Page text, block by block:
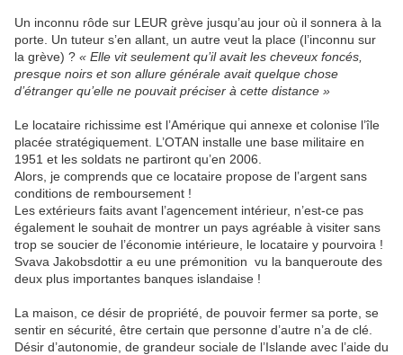
Un inconnu rôde sur LEUR grève jusqu’au jour où il sonnera à la
porte. Un tuteur s’en allant, un autre veut la place (l’inconnu sur
la grève) ? « Elle vit seulement qu’il avait les cheveux foncés,
presque noirs et son allure générale avait quelque chose
d’étranger qu’elle ne pouvait préciser à cette distance »
Le locataire richissime est l’Amérique qui annexe et colonise l’île
placée stratégiquement. L’OTAN installe une base militaire en
1951 et les soldats ne partiront qu’en 2006.
Alors, je comprends que ce locataire propose de l’argent sans
conditions de remboursement !
Les extérieurs faits avant l’agencement intérieur, n’est-ce pas
également le souhait de montrer un pays agréable à visiter sans
trop se soucier de l’économie intérieure, le locataire y pourvoira !
Svava Jakobsdottir a eu une prémonition vu la banqueroute des
deux plus importantes banques islandaise !
La maison, ce désir de propriété, de pouvoir fermer sa porte, se
sentir en sécurité, être certain que personne d’autre n’a de clé.
Désir d’autonomie, de grandeur sociale de l’Islande avec l’aide du